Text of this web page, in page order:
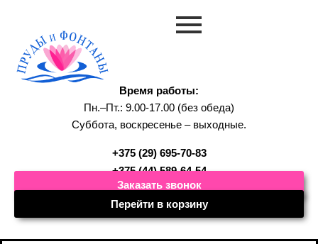
Время работы:
Пн.–Пт.: 9.00-17.00 (без обеда)
Суббота, воскресенье – выходные.
+375 (29) 695-70-83
+375 (44) 589-64-54
Заказать звонок
Перейти в корзину